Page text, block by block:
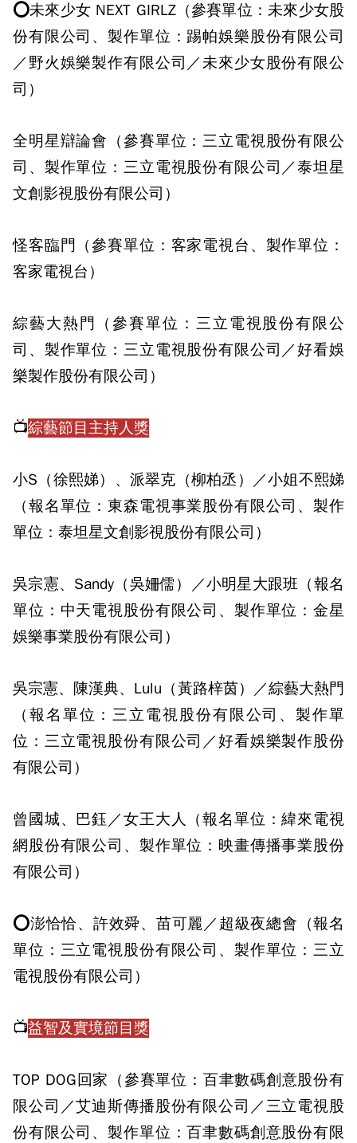
⭕未來少女 NEXT GIRLZ（參賽單位：未來少女股
份有限公司、製作單位：踢帕娛樂股份有限公司
／野火娛樂製作有限公司／未來少女股份有限公
司）
全明星辯論會（參賽單位：三立電視股份有限公
司、製作單位：三立電視股份有限公司／泰坦星
文創影視股份有限公司）
怪客臨門（參賽單位：客家電視台、製作單位：
客家電視台）
綜藝大熱門（參賽單位：三立電視股份有限公
司、製作單位：三立電視股份有限公司／好看娛
樂製作股份有限公司）
📺綜藝節目主持人獎
小S（徐熙娣）、派翠克（柳柏丞）／小姐不熙娣
（報名單位：東森電視事業股份有限公司、製作
單位：泰坦星文創影視股份有限公司）
吳宗憲、Sandy（吳姍儒）／小明星大跟班（報名
單位：中天電視股份有限公司、製作單位：金星
娛樂事業股份有限公司）
吳宗憲、陳漢典、Lulu（黃路梓茵）／綜藝大熱門
（報名單位：三立電視股份有限公司、製作單
位：三立電視股份有限公司／好看娛樂製作股份
有限公司）
曾國城、巴鈺／女王大人（報名單位：緯來電視
網股份有限公司、製作單位：映畫傳播事業股份
有限公司）
⭕澎恰恰、許效舜、苗可麗／超級夜總會（報名
單位：三立電視股份有限公司、製作單位：三立
電視股份有限公司）
📺益智及實境節目獎
TOP DOG回家（參賽單位：百聿數碼創意股份有
限公司／艾迪斯傳播股份有限公司／三立電視股
份有限公司、製作單位：百聿數碼創意股份有限